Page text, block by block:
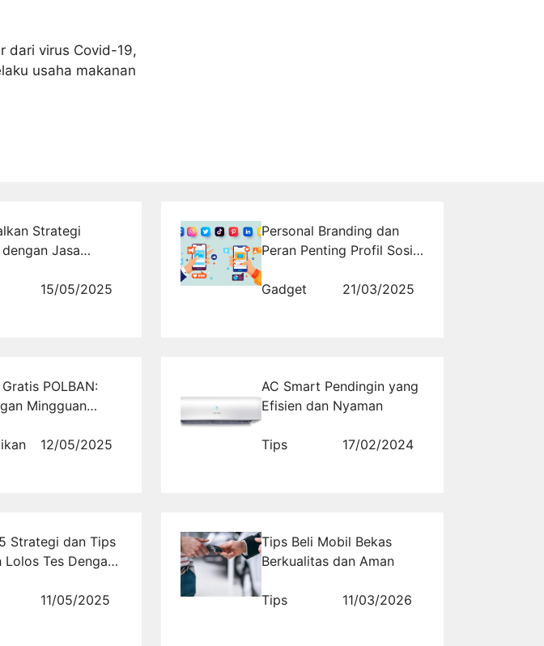
dari virus Covid-19,
usaha makanan
Strategi
Jasa
15/05/2025
Personal Branding dan
Peran Penting Profil Sosial
Media di Dunia Kerja
Gadget
21/03/2025
POLBAN:
Mingguan
12/05/2025
AC Smart Pendingin yang
Efisien dan Nyaman
Tips 17/02/2024
Strategi dan Tips
Lolos Tes Dengan
Calon Prajurit
11/05/2025
Tips Beli Mobil Bekas
Berkualitas dan Aman
Tips 11/03/2026